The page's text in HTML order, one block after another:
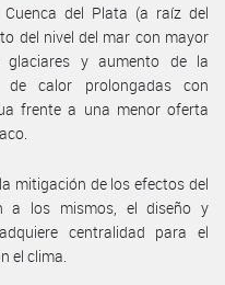
del Plata (a raíz del
del nivel del mar con mayor
glaciares y aumento de la
calor prolongadas con
frente a una menor oferta
mitigación de los efectos del
a los mismos, el diseño y
centralidad para el
el clima.